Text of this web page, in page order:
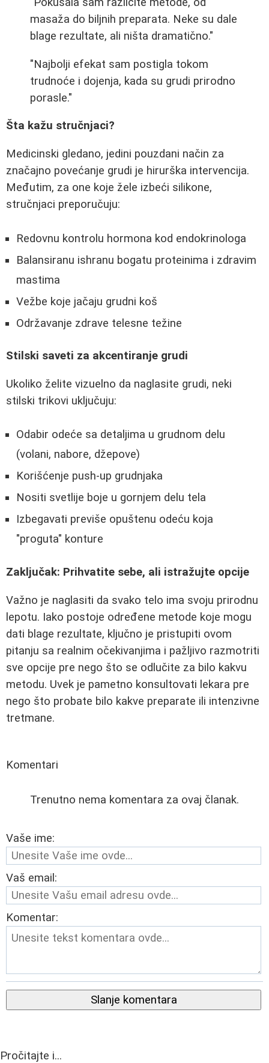
masaža do biljnih preparata. Neke su dale
blage rezultate, ali ništa dramatično."
"Najbolji efekat sam postigla tokom
trudnoće i dojenja, kada su grudi prirodno
porasle."
Šta kažu stručnjaci?
Medicinski gledano, jedini pouzdani način za
značajno povećanje grudi je hirurška intervencija.
Međutim, za one koje žele izbeći silikone,
stručnjaci preporučuju:
Redovnu kontrolu hormona kod endokrinologa
Balansiranu ishranu bogatu proteinima i zdravim
mastima
Vežbe koje jačaju grudni koš
Održavanje zdrave telesne težine
Stilski saveti za akcentiranje grudi
Ukoliko želite vizuelno da naglasite grudi, neki
stilski trikovi uključuju:
Odabir odeće sa detaljima u grudnom delu
(volani, nabore, džepove)
Korišćenje push-up grudnjaka
Nositi svetlije boje u gornjem delu tela
Izbegavati previše opuštenu odeću koja
"proguta" konture
Zaključak: Prihvatite sebe, ali istražujte opcije
Važno je naglasiti da svako telo ima svoju prirodnu
lepotu. Iako postoje određene metode koje mogu
dati blage rezultate, ključno je pristupiti ovom
pitanju sa realnim očekivanjima i pažljivo razmotriti
sve opcije pre nego što se odlučite za bilo kakvu
metodu. Uvek je pametno konsultovati lekara pre
nego što probate bilo kakve preparate ili intenzivne
tretmane.
Komentari
Trenutno nema komentara za ovaj članak.
Vaše ime:
Vaš email:
Komentar:
Slanje komentara
Pročitajte i...